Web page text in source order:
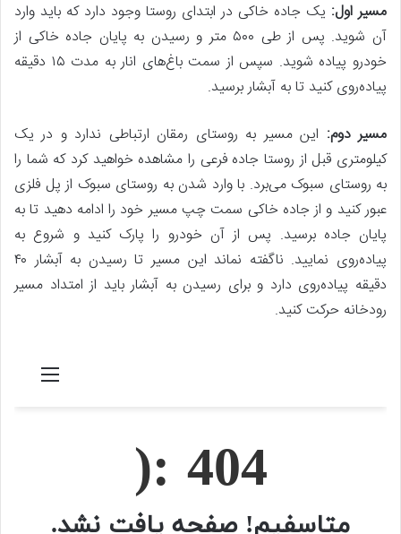
مسیر اول: یک جاده خاکی در ابتدای روستا وجود دارد که باید وارد
آن شوید. پس از طی ۵۰۰ متر و رسیدن به پایان جاده خاکی از
خودرو پیاده شوید. سپس از سمت باغ‌های انار به مدت ۱۵ دقیقه
پیاده‌روی کنید تا به آبشار برسید.
مسیر دوم: این مسیر به روستای رمقان ارتباطی ندارد و در یک
کیلومتری قبل از روستا جاده فرعی را مشاهده خواهید کرد که شما را
به روستای سبوک می‌برد. با وارد شدن به روستای سبوک از پل فلزی
عبور کنید و از جاده خاکی سمت چپ مسیر خود را ادامه دهید تا به
پایان جاده برسید. پس از آن خودرو را پارک کنید و شروع به
پیاده‌روی نمایید. ناگفته نماند این مسیر تا رسیدن به آبشار ۴۰
دقیقه پیاده‌روی دارد و برای رسیدن به آبشار باید از امتداد مسیر
رودخانه حرکت کنید.